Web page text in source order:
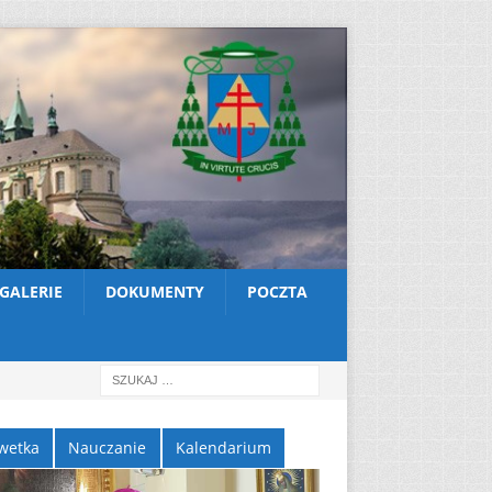
GALERIE DOKUMENTY POCZTA
Nauczanie Kalendarium